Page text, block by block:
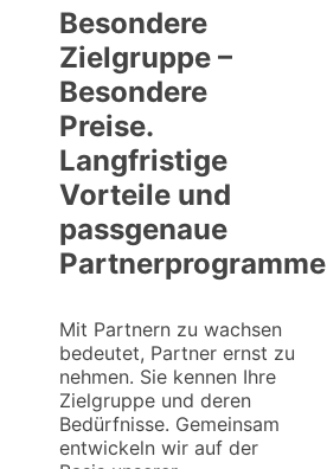
Besondere
Zielgruppe –
Besondere
Preise.
Langfristige
Vorteile und
passgenaue
Partnerprogramme
Mit Partnern zu wachsen
bedeutet, Partner ernst zu
nehmen. Sie kennen Ihre
Zielgruppe und deren
Bedürfnisse. Gemeinsam
entwickeln wir auf der